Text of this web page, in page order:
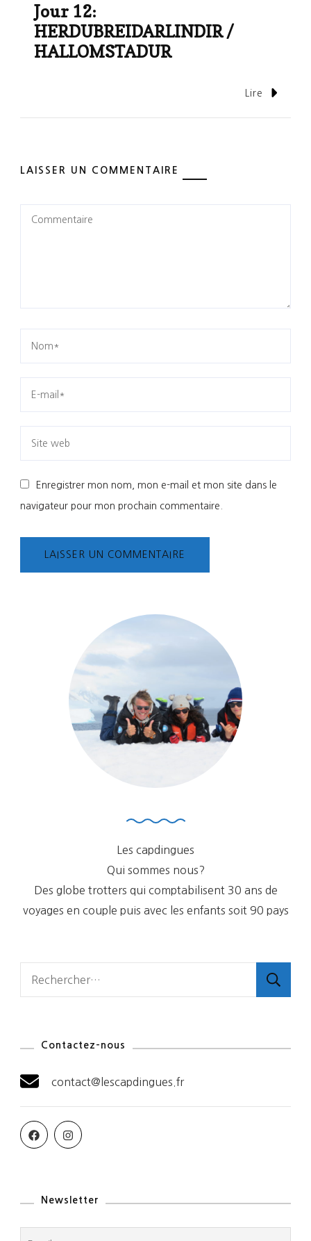
Jour 12:
HERDUBREIDARLINDIR /
HALLOMSTADUR
Lire
LAISSER UN COMMENTAIRE
Enregistrer mon nom, mon e-mail et mon site dans le
navigateur pour mon prochain commentaire.
Les capdingues
Qui sommes nous?
Des globe trotters qui comptabilisent 30 ans de
voyages en couple puis avec les enfants soit 90 pays
Contactez-nous
contact@lescapdingues.fr
Newsletter